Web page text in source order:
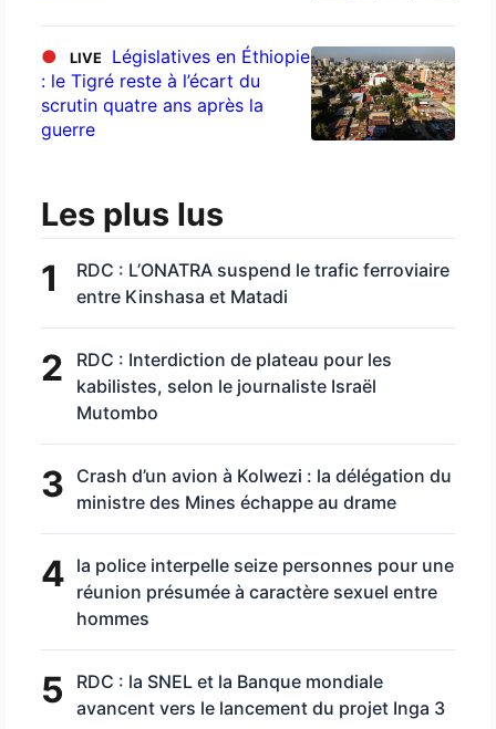
● LIVE
Législatives en Éthiopie
: le Tigré reste à l’écart du
scrutin quatre ans après la
guerre
Les plus lus
1
RDC : L’ONATRA suspend le trafic ferroviaire
entre Kinshasa et Matadi
2
RDC : Interdiction de plateau pour les
kabilistes, selon le journaliste Israël
Mutombo
3
Crash d’un avion à Kolwezi : la délégation du
ministre des Mines échappe au drame
4 la police interpelle seize personnes pour une
réunion présumée à caractère sexuel entre
hommes
5
RDC : la SNEL et la Banque mondiale
avancent vers le lancement du projet Inga 3